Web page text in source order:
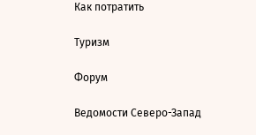
Как потратить
Туризм
Форум
Ведомости Северо-Запад